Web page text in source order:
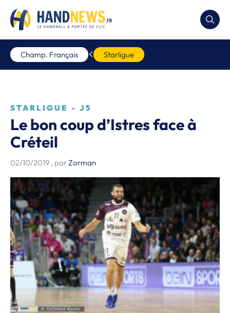
Champ. Français Starligue
STARLIGUE - J5
Le bon coup d’Istres face à
Créteil
02/10/2019 , parZorman